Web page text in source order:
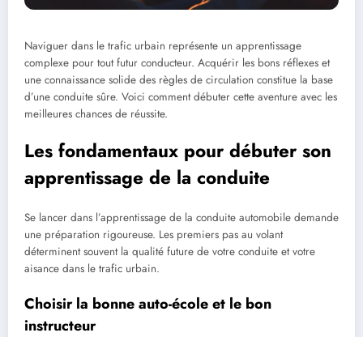
Naviguer dans le trafic urbain représente un apprentissage
complexe pour tout futur conducteur. Acquérir les bons réflexes et
une connaissance solide des règles de circulation constitue la base
d’une conduite sûre. Voici comment débuter cette aventure avec les
meilleures chances de réussite.
Les fondamentaux pour débuter son
apprentissage de la conduite
Se lancer dans l’apprentissage de la conduite automobile demande
une préparation rigoureuse. Les premiers pas au volant
déterminent souvent la qualité future de votre conduite et votre
aisance dans le trafic urbain.
Choisir la bonne auto-école et le bon
instructeur